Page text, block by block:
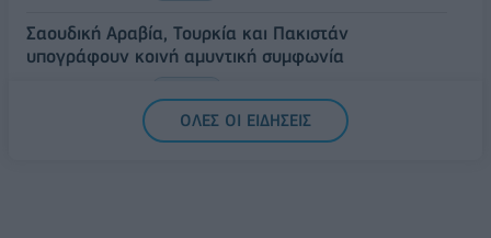
Σαουδική Αραβία, Τουρκία και Πακιστάν
υπογράφουν κοινή αμυντική συμφωνία
ΟΛΕΣ ΟΙ ΕΙΔΗΣΕΙΣ